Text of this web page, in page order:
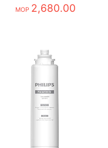
MOP 2,680.00